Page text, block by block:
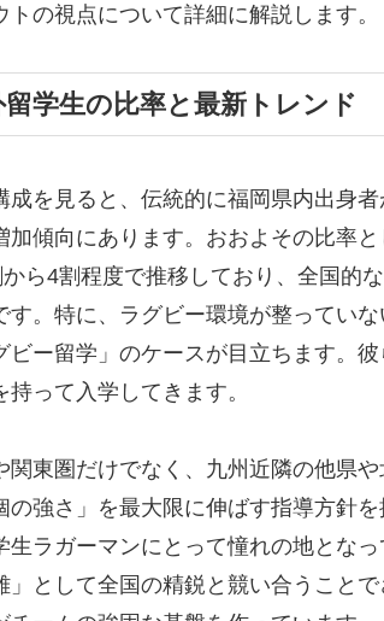
の視点について詳細に解説します。
学生の比率と最新トレンド
を見ると、伝統的に福岡県内出身者
傾向にあります。おおよその比率
ら4割程度で推移しており、全国的
。特に、ラグビー環境が整ってい
ー留学」のケースが目立ちます。
って入学してきます。
東圏だけでなく、九州近隣の他県
の強さ」を最大限に伸ばす指導方針
生ラガーマンにとって憧れの地とな
として全国の精鋭と競い合うこと